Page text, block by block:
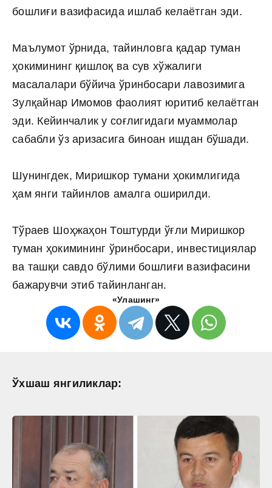
бошлиғи вазифасида ишлаб келаётган эди.
Маълумот ўрнида, тайинловга қадар туман
ҳокимининг қишлоқ ва сув хўжалиги
масалалари бўйича ўринбосари лавозимига
Зулқайнар Имомов фаолият юритиб келаётган
эди. Кейинчалик у соғлигидаги муаммолар
сабабли ўз аризасига биноан ишдан бўшади.
Шунингдек, Миришкор тумани ҳокимлигида
ҳам янги тайинлов амалга оширилди.
Тўраев Шоҳжаҳон Тоштурди ўғли Миришкор
туман ҳокимининг ўринбосари, инвестициялар
ва ташқи савдо бўлими бошлиғи вазифасини
бажарувчи этиб тайинланган.
«Улашинг»
Ўхшаш янгиликлар: